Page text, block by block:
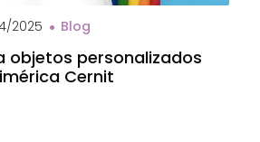
2025 Blog
objetos personalizados
Cernit